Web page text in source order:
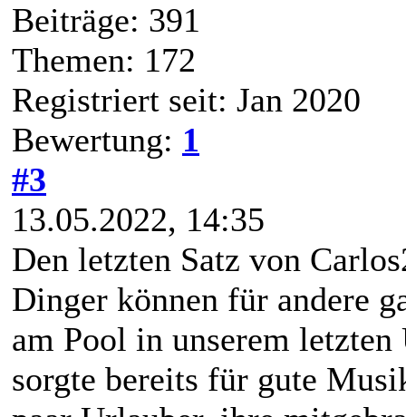
Beiträge: 391
Themen: 172
Registriert seit: Jan 2020
Bewertung: 1
#3
13.05.2022, 14:35
Den letzten Satz von
Dinger können für andere
am Pool in unserem
sorgte bereits für gute